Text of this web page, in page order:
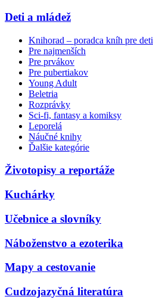
Deti a mládež
Knihorad – poradca kníh pre deti
Pre najmenších
Pre prvákov
Pre pubertiakov
Young Adult
Beletria
Rozprávky
Sci-fi, fantasy a komiksy
Leporelá
Náučné knihy
Ďalšie kategórie
Životopisy a reportáže
Kuchárky
Učebnice a slovníky
Náboženstvo a ezoterika
Mapy a cestovanie
Cudzojazyčná literatúra